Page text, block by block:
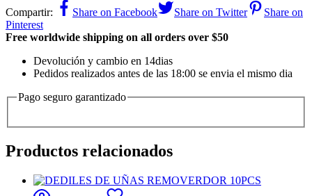
Compartir:
Share on Facebook Share on Twitter
Share on
Pinterest
Free worldwide shipping on all orders over $50
Devolución y cambio en 14dias
Pedidos realizados antes de las 18:00 se envia el mismo dia
Pago seguro garantizado
Productos relacionados